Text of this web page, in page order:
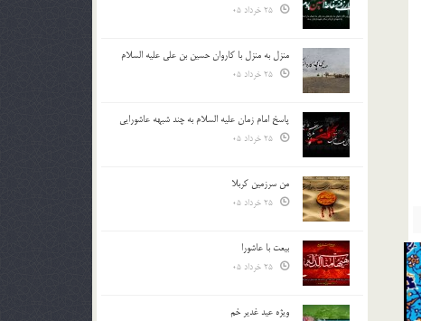
منزل به منزل با کاروان حسین بن علی علیه السلام
پاسخ امام زمان علیه السلام به چند شبهه عاشورایی
من سرزمین کربلا
بیعت با عاشورا
ویژه عید غدیر خم